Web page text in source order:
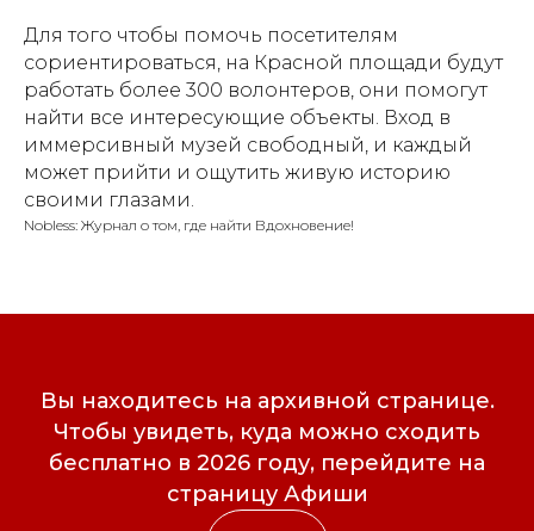
Для того чтобы помочь посетителям
сориентироваться, на Красной площади будут
работать более 300 волонтеров, они помогут
найти все интересующие объекты. Вход в
иммерсивный музей свободный, и каждый
может прийти и ощутить живую историю
своими глазами.
Nobless: Журнал о том, где найти Вдохновение!
Вы находитесь на архивной странице.
Чтобы увидеть, куда можно сходить
бесплатно в 2026 году, перейдите на
страницу Афиши